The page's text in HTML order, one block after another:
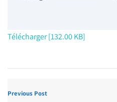
Télécharger [132.00 KB]
Previous Post